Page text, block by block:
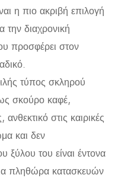
η πιο ακριβή επιλογή
την διαχρονική
προσφέρει στον
τύπος σκληρού
σκούρο καφέ,
στις καιρικές
και δεν
ξύλου του είναι έντονα
πληθώρα κατασκευών